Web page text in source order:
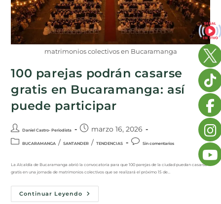
matrimonios colectivos en Bucaramanga
100 parejas podrán casarse
gratis en Bucaramanga: así
puede participar
Daniel Castro- Periodista marzo 16, 2026
BUCARAMANGA / SANTANDER / TENDENCIAS Sin comentarios
La Alcaldía de Bucaramanga abrió la convocatoria para que 100 parejas de la ciudad puedan casarse
gratis en una jornada de matrimonios colectivos que se realizará el próximo 15 de…
Continuar Leyendo